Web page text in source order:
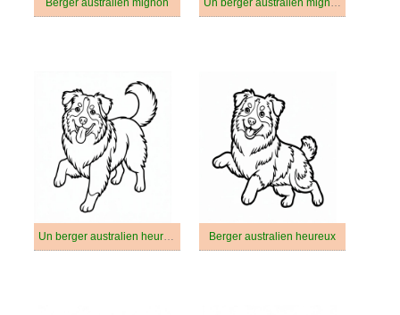
Berger australien mignon Un berger australien mignon
Un berger australien heureux Berger australien heureux